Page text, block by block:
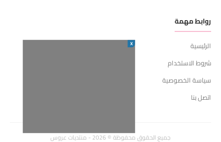
روابط مهمة
الرئيسية
شروط الاستخدام
سياسة الخصوصية
اتصل بنا
جميع الحقوق محفوظة © 2026 - منتديات عروس
X